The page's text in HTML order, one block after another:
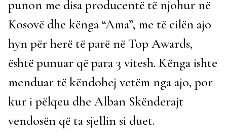
punon me disa producentë të njohur në
Kosovë dhe kënga “Ama”, me të cilën ajo
hyn për herë të parë në Top Awards,
është punuar që para 3 vitesh. Kënga ishte
menduar të këndohej vetëm nga ajo, por
kur i pëlqeu dhe Alban Skënderajt
vendosën që ta sjellin si duet.